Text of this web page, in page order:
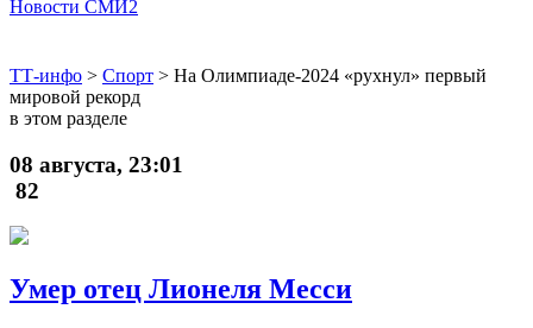
Новости СМИ2
ТТ-инфо > Спорт > На Олимпиаде-2024 «рухнул» первый
мировой рекорд
в этом разделе
08 августа, 23:01
82
Умер отец Лионеля Месси